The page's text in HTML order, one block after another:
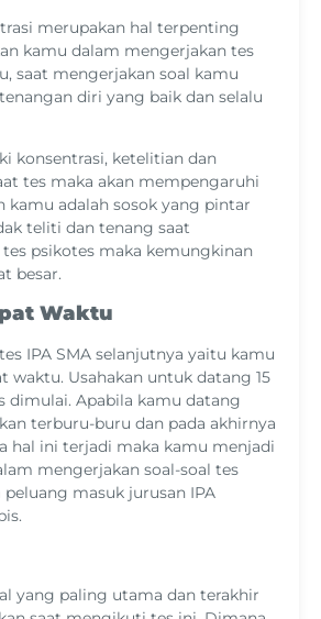
merupakan hal terpenting
kamu dalam mengerjakan tes
saat mengerjakan soal kamu
diri yang baik dan selalu
konsentrasi, ketelitian dan
tes maka akan mempengaruhi
kamu adalah sosok yang pintar
teliti dan tenang saat
psikotes maka kemungkinan
besar.
Waktu
IPA SMA selanjutnya yaitu kamu
waktu. Usahakan untuk datang 15
dimulai. Apabila kamu datang
terburu-buru dan pada akhirnya
hal ini terjadi maka kamu menjadi
mengerjakan soal-soal tes
masuk jurusan IPA
yang paling utama dan terakhir